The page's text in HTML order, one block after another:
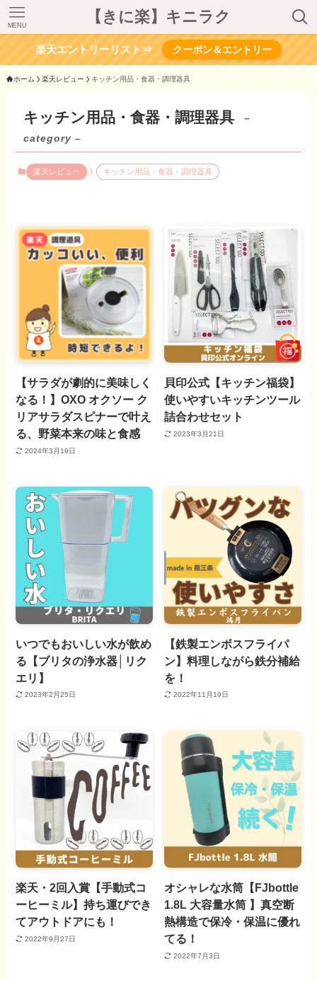
【きに楽】キニラク
MENU
楽天エントリーリスト⇒ クーポン＆エントリー
ホーム 楽天レビュー キッチン用品・食器・調理器具
キッチン用品・食器・調理器具
–
category –
楽天レビュー キッチン用品・食器・調理器具
【サラダが劇的に美味しく
なる！】OXO オクソー ク
リアサラダスピナーで叶え
る、野菜本来の味と食感
2024年3月19日
貝印公式【キッチン福袋】
使いやすいキッチンツール
詰合わせセット
2023年3月21日
いつでもおいしい水が飲め
る【ブリタの浄水器│リク
エリ】
2023年2月25日
【鉄製エンボスフライパ
ン】料理しながら鉄分補給
を！
2022年11月19日
楽天・2回入賞【手動式コ
ーヒーミル】持ち運びでき
てアウトドアにも！
2022年9月27日
オシャレな水筒【FJbottle
1.8L 大容量水筒 】真空断
熱構造で保冷・保温に優れ
てる！
2022年7月3日